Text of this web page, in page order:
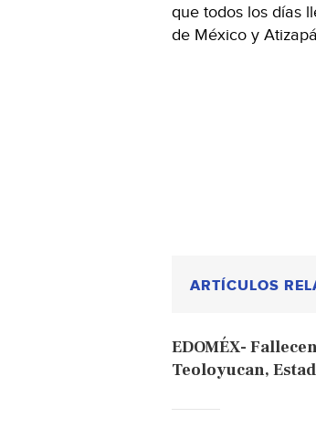
que todos los días
de México y
ARTÍCULOS
EDOMÉX-
Teoloyucan,